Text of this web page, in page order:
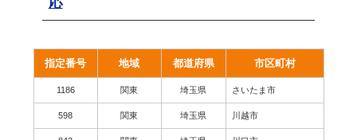
指定番号 地域 都道府県 市区町村
1186 関東 埼玉県 さいたま市
598 関東 埼玉県 川越市